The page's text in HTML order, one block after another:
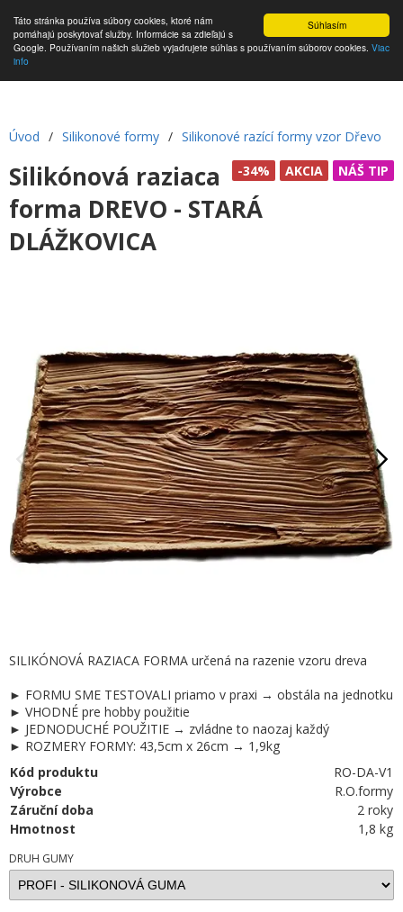
Súhlasím
Táto stránka používa súbory cookies, ktoré nám
pomáhajú poskytovať služby. Informácie sa zdieľajú s
Google. Používaním našich služieb vyjadrujete súhlas s používaním súborov cookies. Viac
info
Úvod / Silikonové formy / Silikonové razící formy vzor Dřevo
NÁŠ TIP
AKCIA
-34%
Silikónová raziaca
forma DREVO - STARÁ
DLÁŽKOVICA
SILIKÓNOVÁ RAZIACA FORMA určená na razenie vzoru dreva
► FORMU SME TESTOVALI priamo v praxi → obstála na jednotku
► VHODNÉ pre hobby použitie
► JEDNODUCHÉ POUŽITIE → zvládne to naozaj každý
► ROZMERY FORMY: 43,5cm x 26cm → 1,9kg
Kód produktu
RO-DA-V1
Výrobce
R.O.formy
Záruční doba
2 roky
Hmotnost
1,8 kg
DRUH GUMY